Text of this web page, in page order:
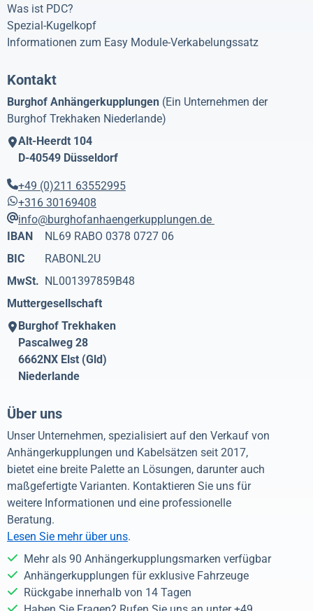
Was ist PDC?
Spezial-Kugelkopf
Informationen zum Easy Module-Verkabelungssatz
Kontakt
Burghof Anhängerkupplungen (Ein Unternehmen der
Burghof Trekhaken Niederlande)
Alt-Heerdt 104
D-40549 Düsseldorf
+49 (0)211 63552995
+316 30169408
info@burghofanhaengerkupplungen.de
IBAN
NL69 RABO 0378 0727 06
BIC
RABONL2U
MwSt. NL001397859B48
Muttergesellschaft
Burghof Trekhaken
Pascalweg 28
6662NX Elst (Gld)
Niederlande
Über uns
Unser Unternehmen, spezialisiert auf den Verkauf von
Anhängerkupplungen und Kabelsätzen seit 2017,
bietet eine breite Palette an Lösungen, darunter auch
maßgefertigte Varianten. Kontaktieren Sie uns für
weitere Informationen und eine professionelle
Beratung.
Lesen Sie mehr über uns.
Mehr als 90 Anhängerkupplungsmarken verfügbar
Anhängerkupplungen für exklusive Fahrzeuge
Rückgabe innerhalb von 14 Tagen